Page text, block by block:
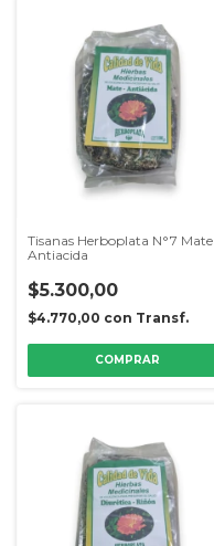
Tisanas Herboplata N°7 Mate
Antiacida
$5.300,00
$4.770,00 con Transf.